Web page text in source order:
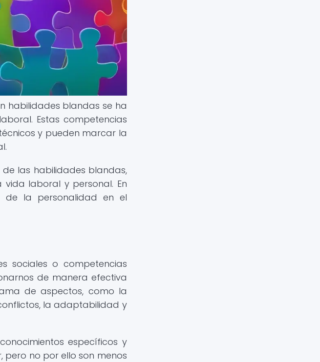
habilidades blandas se ha
Estas competencias
y pueden marcar la
de las habilidades blandas,
laboral y personal. En
de la personalidad en el
sociales o competencias
de manera efectiva
de aspectos, como la
la adaptabilidad y
específicos y
pero no por ello son menos